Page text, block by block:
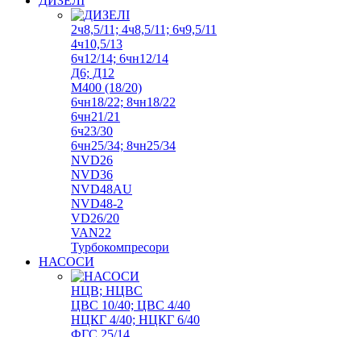
2ч8,5/11; 4ч8,5/11; 6ч9,5/11
4ч10,5/13
6ч12/14; 6чн12/14
Д6; Д12
М400 (18/20)
6чн18/22; 8чн18/22
6чн21/21
6ч23/30
6чн25/34; 8чн25/34
NVD26
NVD36
NVD48AU
NVD48-2
VD26/20
VAN22
Турбокомпресори
НАСОСИ
НЦВ; НЦВС
ЦВС 10/40; ЦВС 4/40
НЦКГ 4/40; НЦКГ 6/40
ФГС 25/14